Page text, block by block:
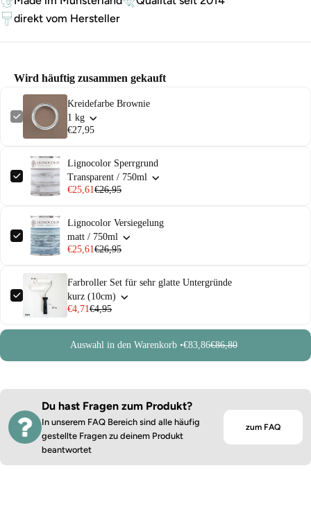
direkt vom Hersteller
Wird häuftig zusammen gekauft
Kreidefarbe Brownie
1 kg
€27,95
Lignocolor Sperrgrund
Transparent / 750ml
€25,61€26,95
Lignocolor Versiegelung
matt / 750ml
€25,61€26,95
Farbroller Set für sehr glatte Untergründe
kurz (10cm)
€4,71€4,95
Auswahl in den Warenkorb •€83,86€86,80
Du hast Fragen zum Produkt?
In unserem FAQ Bereich sind alle häufig
gestellte Fragen zu deinem Produkt
beantwortet
zum FAQ